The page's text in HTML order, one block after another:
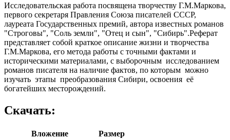
Исследовательская работа посвящена творчеству Г.М.Маркова,
первого секретаря Правления Союза писателей СССР,
лауреата Государственных премий, автора известных романов
"Строговы", "Соль земли", "Отец и сын", "Сибирь".Реферат
представляет собой краткое описание жизни и творчества
Г.М.Маркова, его метода работы с точными фактами и
историческими материалами, с выборочным исследованием
романов писателя на наличие фактов, по которым можно
изучать этапы преобразования Сибири, освоения её
богатейших месторождений.
Скачать:
Вложение
Размер